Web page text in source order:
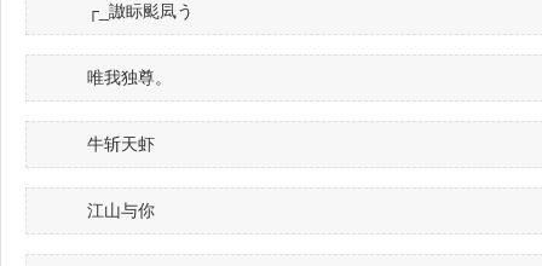
┌_謸眎颩凨う
唯我独尊。
牛斩天虾
江山与你